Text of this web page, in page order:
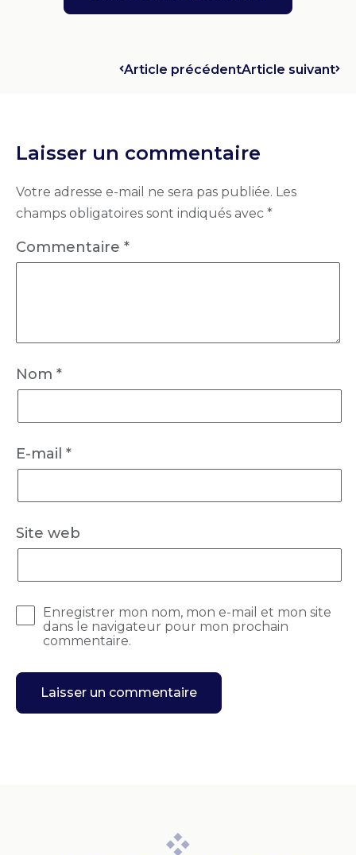
Article précédentArticle suivant
Laisser un commentaire
Votre adresse e-mail ne sera pas publiée. Les
champs obligatoires sont indiqués avec *
Commentaire *
Nom *
E-mail *
Site web
Enregistrer mon nom, mon e-mail et mon site
dans le navigateur pour mon prochain
commentaire.